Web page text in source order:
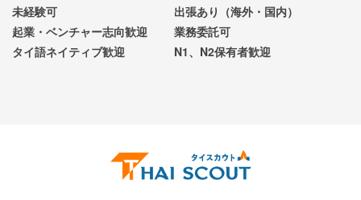
未経験可
出張あり（海外・国内）
起業・ベンチャー志向歓迎
業務委託可
タイ語ネイティブ歓迎
N1、N2保有者歓迎